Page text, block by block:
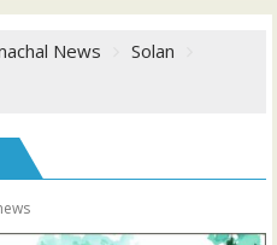
News
Solan